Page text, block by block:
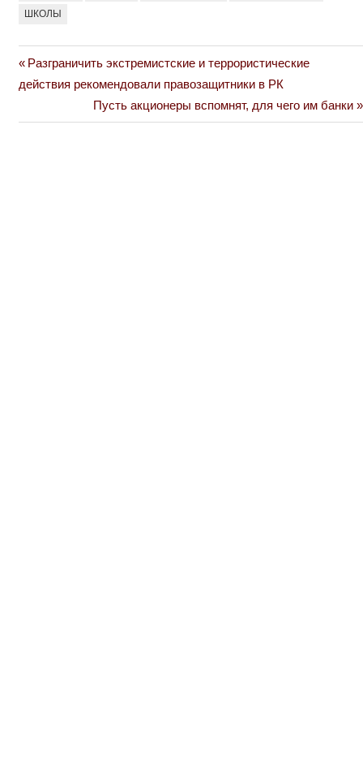
ШКОЛЫ
Навигация
Previous
Post:
Разграничить экстремистские и террористические
действия рекомендовали правозащитники в РК
Next
Post:
Пусть акционеры вспомнят, для чего им банки